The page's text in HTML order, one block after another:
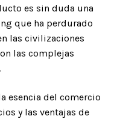
es sin duda una
que ha perdurado
las civilizaciones
las complejas
esencia del comercio
y las ventajas de